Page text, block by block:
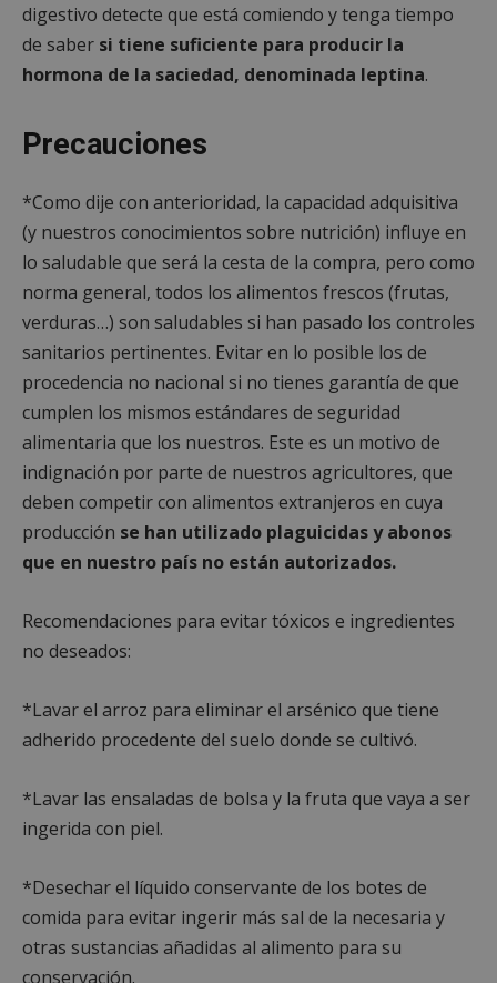
digestivo detecte que está comiendo y tenga tiempo
de saber si tiene suficiente para producir la
hormona de la saciedad, denominada leptina.
Precauciones
*Como dije con anterioridad, la capacidad adquisitiva
(y nuestros conocimientos sobre nutrición) influye en
lo saludable que será la cesta de la compra, pero como
norma general, todos los alimentos frescos (frutas,
verduras…) son saludables si han pasado los controles
sanitarios pertinentes. Evitar en lo posible los de
procedencia no nacional si no tienes garantía de que
cumplen los mismos estándares de seguridad
alimentaria que los nuestros. Este es un motivo de
indignación por parte de nuestros agricultores, que
deben competir con alimentos extranjeros en cuya
producción se han utilizado plaguicidas y abonos
que en nuestro país no están autorizados.
Recomendaciones para evitar tóxicos e ingredientes
no deseados:
*Lavar el arroz para eliminar el arsénico que tiene
adherido procedente del suelo donde se cultivó.
*Lavar las ensaladas de bolsa y la fruta que vaya a ser
ingerida con piel.
*Desechar el líquido conservante de los botes de
comida para evitar ingerir más sal de la necesaria y
otras sustancias añadidas al alimento para su
conservación.